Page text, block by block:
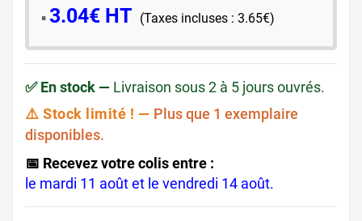
​▪️​3.04€ HT (Taxes incluses : 3.65€)
✅ En stock — Livraison sous 2 à 5 jours ouvrés.
⚠️ Stock limité ! — Plus que 1 exemplaire
disponibles.
📅 Recevez votre colis entre :
le mardi 11 août et le vendredi 14 août.